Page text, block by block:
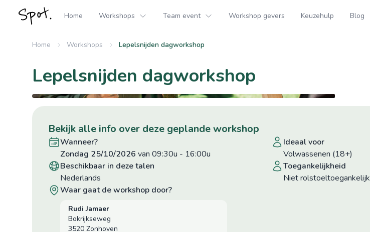
Home Workshops Team event Workshop gevers Keuzehulp Blog
Home Workshops Lepelsnijden dagworkshop
Lepelsnijden dagworkshop
bekijk alle info over deze geplande workshop
wanneer?
zondag 25/10/2026 van 09:30u - 16:00u
beschikbaar in deze talen
Nederlands
waar gaat de workshop door?
Rudi Jamaer
Bokrijkseweg
3520 Zonhoven
ideaal voor
Volwassenen (18+)
toegankelijkheid
niet rolstoeltoegankelijk